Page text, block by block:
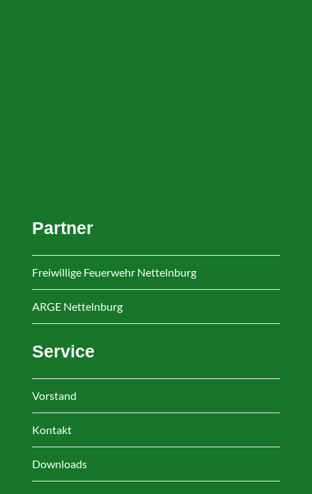
Partner
Freiwillige Feuerwehr Nettelnburg
ARGE Nettelnburg
Service
Vorstand
Kontakt
Downloads